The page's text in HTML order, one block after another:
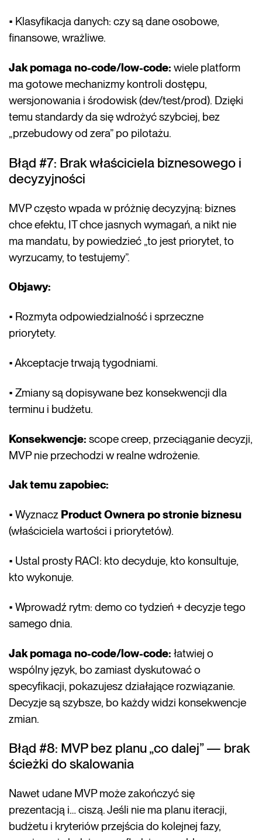
• Klasyfikacja danych: czy są dane osobowe,
finansowe, wrażliwe.
Jak pomaga no-code/low-code: wiele platform
ma gotowe mechanizmy kontroli dostępu,
wersjonowania i środowisk (dev/test/prod). Dzięki
temu standardy da się wdrożyć szybciej, bez
„przebudowy od zera” po pilotażu.
Błąd #7: Brak właściciela biznesowego i
decyzyjności
MVP często wpada w próżnię decyzyjną: biznes
chce efektu, IT chce jasnych wymagań, a nikt nie
ma mandatu, by powiedzieć „to jest priorytet, to
wyrzucamy, to testujemy”.
Objawy:
• Rozmyta odpowiedzialność i sprzeczne
priorytety.
• Akceptacje trwają tygodniami.
• Zmiany są dopisywane bez konsekwencji dla
terminu i budżetu.
Konsekwencje: scope creep, przeciąganie decyzji,
MVP nie przechodzi w realne wdrożenie.
Jak temu zapobiec:
• Wyznacz Product Ownera po stronie biznesu
(właściciela wartości i priorytetów).
• Ustal prosty RACI: kto decyduje, kto konsultuje,
kto wykonuje.
• Wprowadź rytm: demo co tydzień + decyzje tego
samego dnia.
Jak pomaga no-code/low-code: łatwiej o
wspólny język, bo zamiast dyskutować o
specyfikacji, pokazujesz działające rozwiązanie.
Decyzje są szybsze, bo każdy widzi konsekwencje
zmian.
Błąd #8: MVP bez planu „co dalej” — brak
ścieżki do skalowania
Nawet udane MVP może zakończyć się
prezentacją i… ciszą. Jeśli nie ma planu iteracji,
budżetu i kryteriów przejścia do kolejnej fazy,